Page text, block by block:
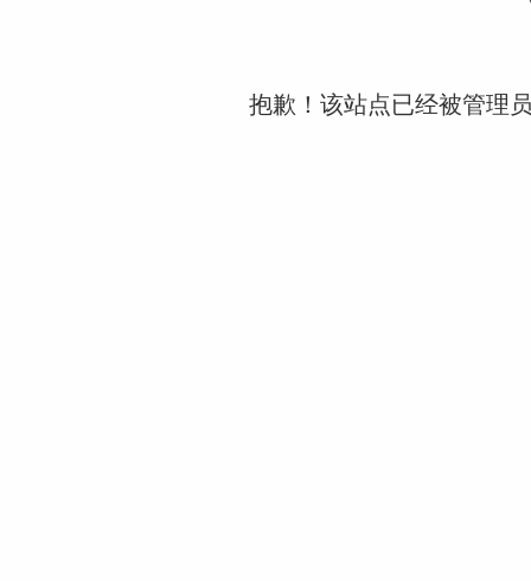
抱歉！该站点已经被管理